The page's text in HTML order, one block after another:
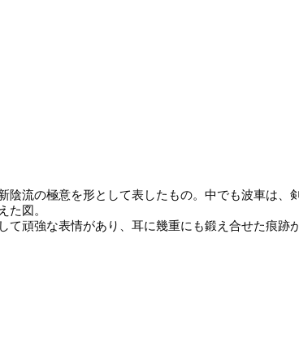
流の極意を形として表したもの。中でも波車は、
た図。
頑強な表情があり、耳に幾重にも鍛え合せた痕跡